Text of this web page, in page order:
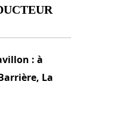
: à
La